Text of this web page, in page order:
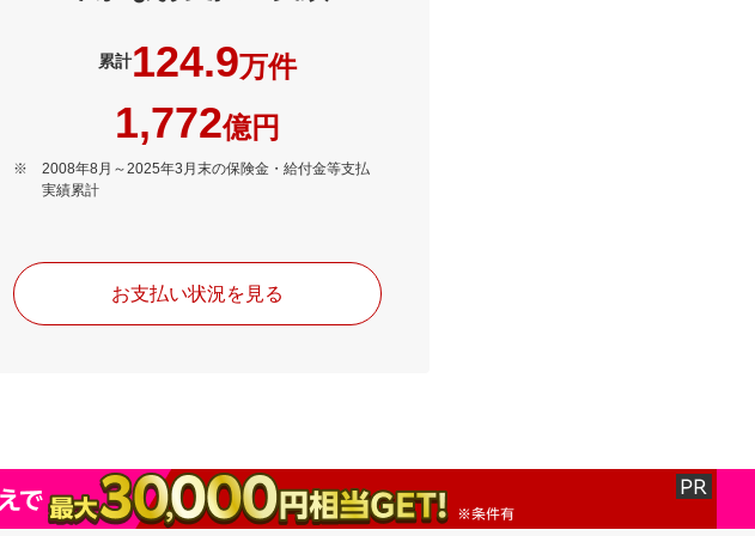
累計124.9万件
1,772億円
2008年8月～2025年3月末の保険金・給付金等支払
実績累計
お支払い状況を見る